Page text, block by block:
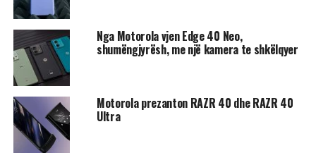
Nga Motorola vjen Edge 40 Neo,
shumëngjyrësh, me një kamera te shkëlqyer
Motorola prezanton RAZR 40 dhe RAZR 40
Ultra